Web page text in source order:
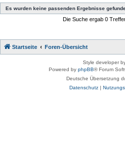
Es wurden keine passenden Ergebnisse
Die Suche ergab 0
Startseite Foren-Übersicht
Style developer
Powered by phpBB® Forum
Deutsche Übersetzung
Datenschutz|